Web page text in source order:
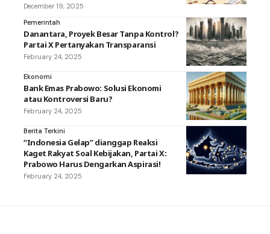
December 19, 2025
Pemerintah
Danantara, Proyek Besar Tanpa Kontrol?
Partai X Pertanyakan Transparansi
February 24, 2025
Ekonomi
Bank Emas Prabowo: Solusi Ekonomi
atau Kontroversi Baru?
February 24, 2025
Berita Terkini
“Indonesia Gelap” dianggap Reaksi
Kaget Rakyat Soal Kebijakan, Partai X:
Prabowo Harus Dengarkan Aspirasi!
February 24, 2025